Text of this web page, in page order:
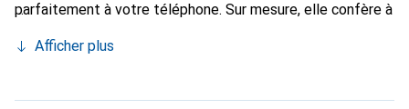
parfaitement à votre téléphone. Sur mesure, elle confère à
courbes raffinées. Elle devient un accessoire chic et
produits de haute qualité, la marque Noreve est un choix
Afficher plus